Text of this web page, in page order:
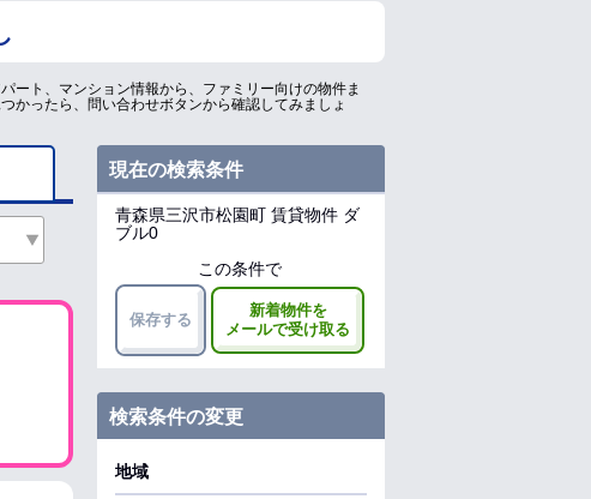
ート、マンション情報から、ファミリー向けの物件ま
かったら、問い合わせボタンから確認してみましょ
現在の検索条件
青森県三沢市松園町 賃貸物件 ダ
ブル0
この条件で
保存する
新着物件を
メールで受け取る
検索条件の変更
地域